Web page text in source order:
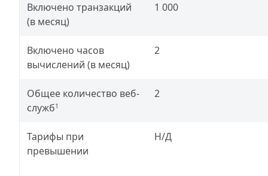
Включено транзакций
(в месяц)
1 000
Включено часов
вычислений (в месяц)
2
Общее количество веб-
служб1
2
Тарифы при
превышении
Н/Д